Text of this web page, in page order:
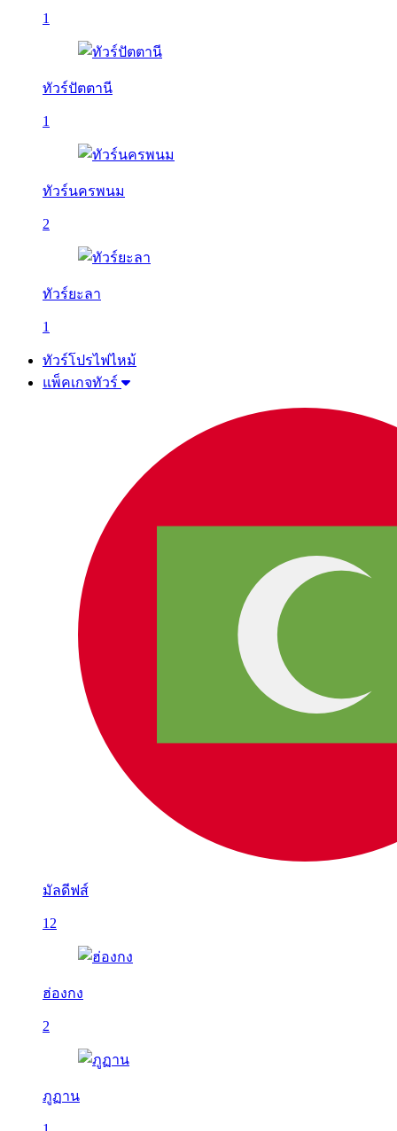
1
ทัวร์ปัตตานี
1
ทัวร์นครพนม
2
ทัวร์ยะลา
1
ทัวร์โปรไฟไหม้
แพ็คเกจทัวร์
มัลดีฟส์
12
ฮ่องกง
2
ภูฏาน